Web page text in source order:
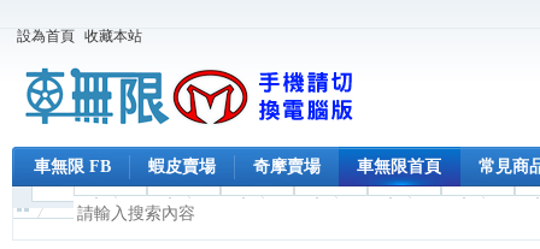
設為首頁 收藏本站
車無限 FB 蝦皮賣場 奇摩賣場 車無限首頁 常見商